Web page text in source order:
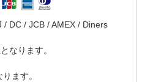
/ DC / JCB / AMEX / Diners
なります。
ます。